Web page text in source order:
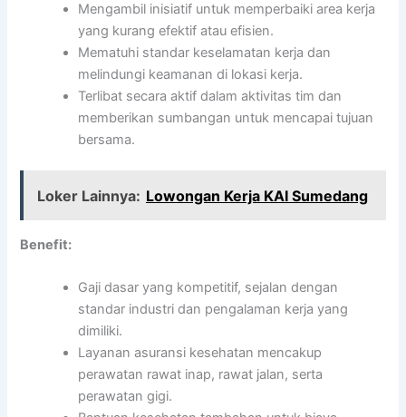
Mengambil inisiatif untuk memperbaiki area kerja
yang kurang efektif atau efisien.
Mematuhi standar keselamatan kerja dan
melindungi keamanan di lokasi kerja.
Terlibat secara aktif dalam aktivitas tim dan
memberikan sumbangan untuk mencapai tujuan
bersama.
Loker Lainnya: Lowongan Kerja KAI Sumedang
Benefit:
Gaji dasar yang kompetitif, sejalan dengan
standar industri dan pengalaman kerja yang
dimiliki.
Layanan asuransi kesehatan mencakup
perawatan rawat inap, rawat jalan, serta
perawatan gigi.